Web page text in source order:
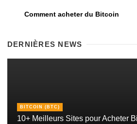
Comment acheter du Bitcoin
DERNIÈRES NEWS
BITCOIN (BTC)
10+ Meilleurs Sites pour Acheter